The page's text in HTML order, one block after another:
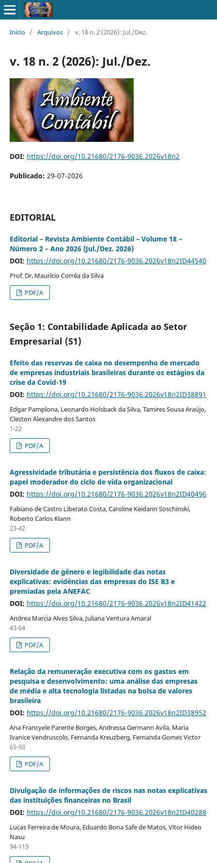
Início / Arquivos / v. 18 n. 2 (2026): Jul./Dez.
v. 18 n. 2 (2026): Jul./Dez.
DOI: https://doi.org/10.21680/2176-9036.2026v18n2
Publicado: 29-07-2026
EDITORIAL
Editorial – Revista Ambiente Contábil – Volume 18 –
Número 2 – Ano 2026 (Jul./Dez. 2026)
DOI: https://doi.org/10.21680/2176-9036.2026v18n2ID44540
Prof. Dr. Maurício Corrêa da Silva
PDF/A
Seção 1: Contabilidade Aplicada ao Setor
Empresarial (S1)
Efeito das reservas de caixa no desempenho de mercado
de empresas industriais brasileiras durante os estágios da
crise da Covid-19
DOI: https://doi.org/10.21680/2176-9036.2026v18n2ID38891
Edgar Pamplona, Leonardo Holsback da Silva, Tamires Sousa Araújo,
Cleston Alexandre dos Santos
1-22
PDF/A
Agressividade tributária e persistência dos fluxos de caixa:
papel moderador do ciclo de vida organizacional
DOI: https://doi.org/10.21680/2176-9036.2026v18n2ID40496
Fabiano de Castro Liberato Costa, Caroline Keidann Soschinski,
Roberto Carlos Klann
23-42
PDF/A
Diversidade de gênero e legibilidade das notas
explicativas: evidências das empresas do ISE B3 e
premiadas pela ANEFAC
DOI: https://doi.org/10.21680/2176-9036.2026v18n2ID41422
Andrea Marcia Alves Silva, Juliana Ventura Amaral
43-64
PDF/A
Relação da remuneração executiva com os gastos em
pesquisa e desenvolvimento: uma análise das empresas
de média e alta tecnologia listadas na bolsa de valores
brasileira
DOI: https://doi.org/10.21680/2176-9036.2026v18n2ID38952
Ana Francyele Parente Borges, Andressa Germann Avila, Maria
Ivanice Vendruscolo, Fernanda Kreuzberg, Fernanda Gomes Victor
65-93
PDF/A
Divulgação de informações de riscos nas notas explicativas
das instituições financeiras no Brasil
DOI: https://doi.org/10.21680/2176-9036.2026v18n2ID40288
Lucas Ferreira de Moura, Eduardo Bona Safe de Matos, Vitor Hideo
Nasu
94-119